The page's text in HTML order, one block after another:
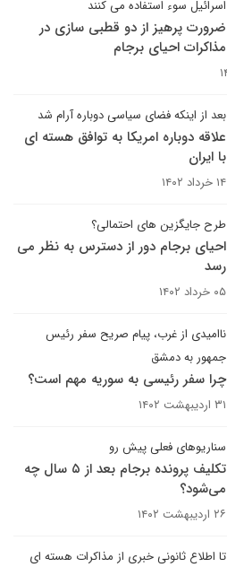
اسرائیل سوء استفاده می کنند
ضرورت پرهیز از دو قطبی سازی در
مذاکرات احیای برجام
بعد از اینکه فضای سیاسی دوباره آرام شد
علاقه دوباره امریکا به توافق هسته ای
با ایران
۱۴ خرداد ۱۴۰۲
طرح جایگزین های احتمالی؟
احیای برجام دور از دسترس به نظر می
رسد
۰۵ خرداد ۱۴۰۲
ناامیدی از غرب، پیام صریح سفر رئیس
جمهور به دمشق
چرا سفر رئیسی به سوریه مهم است؟
۳۱ اردیبهشت ۱۴۰۲
سناریوهای فعلی پیش رو
تکلیف پرونده برجام بعد از ۵ سال چه
می‌شود؟
۲۶ اردیبهشت ۱۴۰۲
تا اطلاع ثانونی خبری از مذاکرات هسته ای